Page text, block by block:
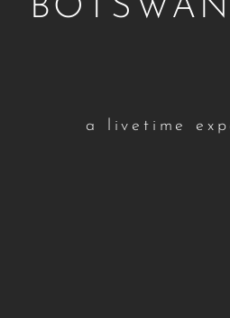
a livetime